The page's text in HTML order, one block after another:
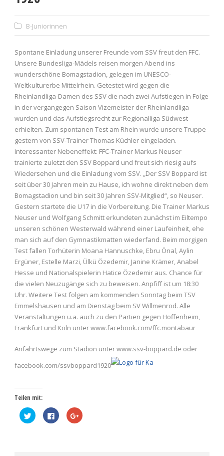
B-Juniorinnen
Spontane Einladung unserer Freunde vom SSV freut den FFC.
Unsere Bundesliga-Mädels reisen morgen Abend ins
wunderschöne Bomagstadion, gelegen im UNESCO-
Weltkulturerbe Mittelrhein. Getestet wird gegen die
Rheinlandliga-Damen des SSV die nach zwei Aufstiegen in Folge
in der vergangegen Saison Vizemeister der Rheinlandliga
wurden und das Aufstiegsrecht zur Regionalliga Südwest
erhielten. Zum spontanen Test am Rhein wurde unsere Truppe
gestern von SSV-Trainer Thomas Küchler eingeladen.
Interessanter Nebeneffekt: FFC-Trainer Markus Neuser
trainierte zuletzt den SSV Boppard und freut sich riesig aufs
Wiedersehen und die Einladung vom SSV. „Der SSV Boppard ist
seit über 30 Jahren mein zu Hause, ich wohne direkt neben dem
Bomagstadion und bin seit 30 Jahren SSV-Mitglied“, so Neuser.
Gestern startete die U17 in die Vorbereitung. Die Trainer Markus
Neuser und Wolfgang Schmitt erkundeten zunächst im Eiltempo
unseren schönen Westerwald während einer Laufeinheit, ehe
man sich auf den Gymnastikmatten wiederfand. Beim morgigen
Test fallen Torhüterin Moana Hannuschke, Ebru Önal, Aylin
Ergüner, Estelle Marzi, Ülkü Özedemir, Janine Krämer, Anabel
Hesse und Nationalspielerin Hatice Özedemir aus. Chance für
die vielen Neuzugänge sich zu beweisen. Anpfiff ist um 18:30
Uhr. Weitere Test folgen am kommenden Sonntag beim TSV
Emmelshausen und am Dienstag beim SV Willmenrod. Alle
Veranstaltungen u.a. auch zu den Partien gegen Hoffenheim,
Frankfurt und Köln unter www.facebook.com/ffc.montabaur
Anfahrtswege zum Stadion unter www.ssv-boppard.de oder
facebook.com/ssvboppard1920
Teilen mit:
Klick,
um
Klick,
um
Zum
Teilen